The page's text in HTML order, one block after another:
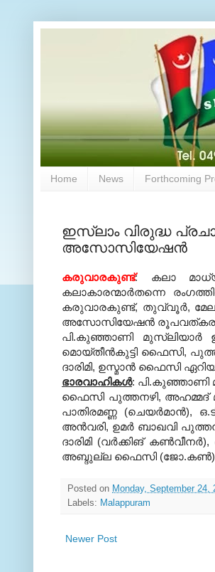
Home News Forthcoming
ഇസ്‌ലാം വിരുദ്ധ
അസോസിയേഷന്‍
കരുവാരകുണ്ട്: കലാ
കലാകാരന്മാര്‍തന്നെ
കരുവാരകുണ്ട്, തുവ്വൂര്‍,
അസോസിയേഷന്‍ രൂപവത്കരണ
പി.കുഞ്ഞാണി മുസ്‌ലിയാര്‍
മൊയ്തീന്‍കുട്ടി ഫൈസി,
ദാരിമി, ഉസ്മാന്‍ ഫൈസി
ഭാരവാഹികള്‍: പി.കുഞ്ഞാണി
ഫൈസി പുത്തനഴി, അഹമ്മദ്
പാതിരമണ്ണ (ചെയര്‍മാന്‍),
അന്‍വരി, ഉമര്‍ ബാഖവി
ദാരിമി (വര്‍ക്കിങ്
അബ്ദുല്ല ഫൈസി (ജോ.കണ്‍),
Posted on Monday, September 24,
Labels: Malappuram
Newer Post